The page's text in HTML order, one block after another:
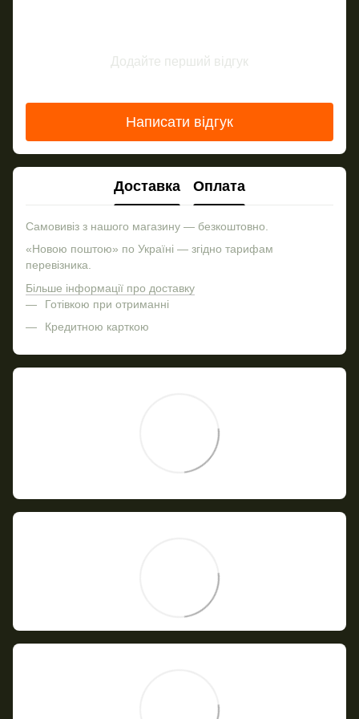
Додайте перший відгук
Написати відгук
Доставка Оплата
Самовивіз з нашого магазину — безкоштовно.
«Новою поштою» по Україні — згідно тарифам
перевізника.
Більше інформації про доставку
Готівкою при отриманні
Кредитною карткою